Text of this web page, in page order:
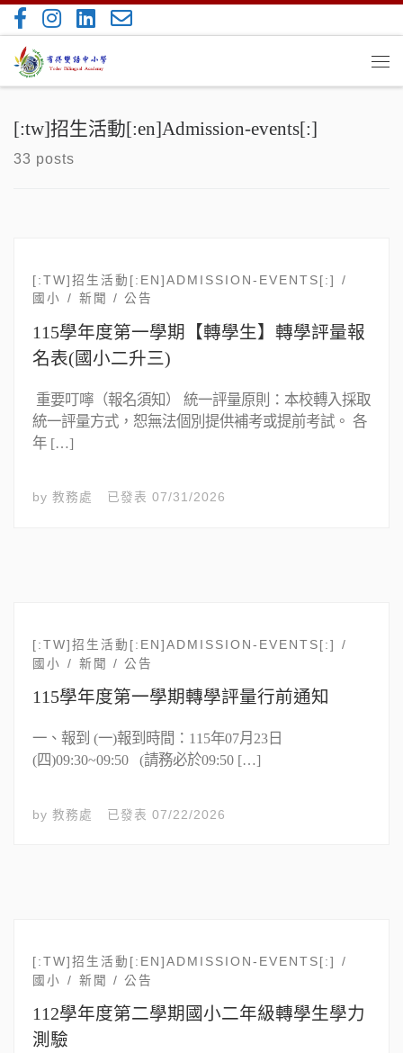
Skip to content
[:tw]招生活動[:en]Admission-events[:]
33 posts
[:TW]招生活動[:EN]ADMISSION-EVENTS[:]
國小
新聞 / 公告
115學年度第一學期【轉學生】轉學評量報
名表(國小二升三)
重要叮嚀（報名須知） 統一評量原則：本校轉入採取
統一評量方式，恕無法個別提供補考或提前考試。 各
年 […]
by 教務處 已發表 07/31/2026
[:TW]招生活動[:EN]ADMISSION-EVENTS[:]
國小
新聞 / 公告
115學年度第一學期轉學評量行前通知
一、報到 (一)報到時間：115年07月23日
(四)09:30~09:50 (請務必於09:50 […]
by 教務處 已發表 07/22/2026
[:TW]招生活動[:EN]ADMISSION-EVENTS[:]
國小
新聞 / 公告
112學年度第二學期國小二年級轉學生學力
測驗